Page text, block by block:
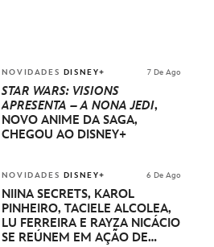
NOVIDADES DISNEY+ 7 De Ago
STAR WARS: VISIONS
APRESENTA – A NONA JEDI,
NOVO ANIME DA SAGA,
CHEGOU AO DISNEY+
NOVIDADES DISNEY+ 6 De Ago
NIINA SECRETS, KAROL
PINHEIRO, TACIELE ALCOLEA,
LU FERREIRA E RAYZA NICÁCIO
SE REÚNEM EM AÇÃO DE